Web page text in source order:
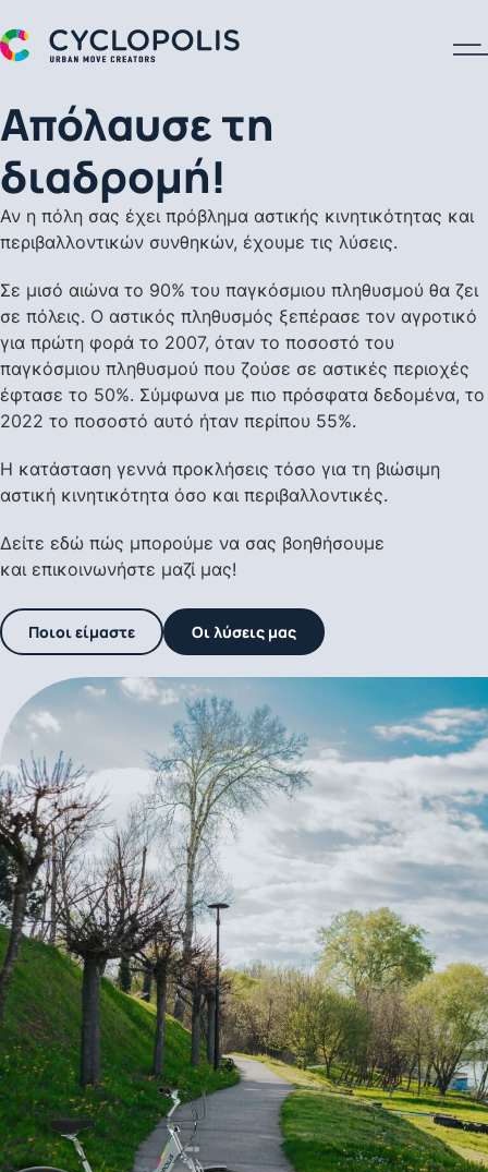
A Cyclopolis Logo
Απόλαυσε τη
διαδρομή!
Αν η πόλη σας έχει πρόβλημα αστικής κινητικότητας και
περιβαλλοντικών συνθηκών, έχουμε τις λύσεις.
Σε μισό αιώνα το 90% του παγκόσμιου πληθυσμού θα ζει
σε πόλεις. Ο αστικός πληθυσμός ξεπέρασε τον αγροτικό
για πρώτη φορά το 2007, όταν το ποσοστό του
παγκόσμιου πληθυσμού που ζούσε σε αστικές περιοχές
έφτασε το 50%. Σύμφωνα με πιο πρόσφατα δεδομένα, το
2022 το ποσοστό αυτό ήταν περίπου 55%.
Η κατάσταση γεννά προκλήσεις τόσο για τη βιώσιμη
αστική κινητικότητα όσο και περιβαλλοντικές.
Δείτε εδώ πώς μπορούμε να σας βοηθήσουμε
και επικοινωνήστε μαζί μας!
Ποιοι είμαστε Οι λύσεις μας